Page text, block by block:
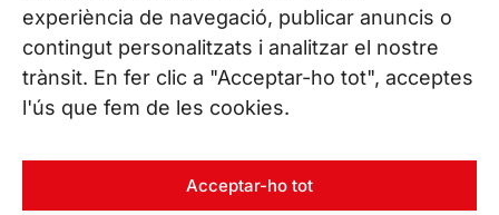
experiència de navegació, publicar anuncis o
contingut personalitzats i analitzar el nostre
trànsit. En fer clic a "Acceptar-ho tot", acceptes
l'ús que fem de les cookies.
Acceptar-ho tot
CONTACTA’NS
Tel. (+34) 937 882 300